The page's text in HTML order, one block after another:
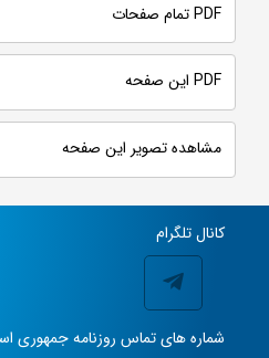
PDF تمام صفحات
PDF این صفحه
مشاهده تصویر این صفحه
کانال تلگرام
شماره های تماس روزنامه جمهوری